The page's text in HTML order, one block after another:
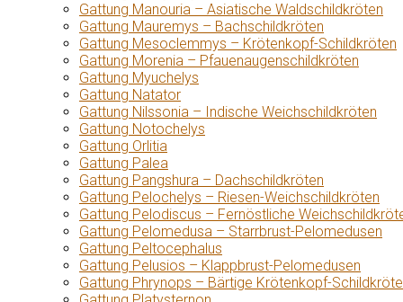
Gattung Manouria – Asiatische Waldschildkröten
Gattung Mauremys – Bachschildkröten
Gattung Mesoclemmys – Krötenkopf-Schildkröten
Gattung Morenia – Pfauenaugenschildkröten
Gattung Myuchelys
Gattung Natator
Gattung Nilssonia – Indische Weichschildkröten
Gattung Notochelys
Gattung Orlitia
Gattung Palea
Gattung Pangshura – Dachschildkröten
Gattung Pelochelys – Riesen-Weichschildkröten
Gattung Pelodiscus – Fernöstliche
Gattung Pelomedusa – Starrbrust-Pelomedusen
Gattung Peltocephalus
Gattung Pelusios – Klappbrust-Pelomedusen
Gattung Phrynops – Bärtige Krötenkopf-